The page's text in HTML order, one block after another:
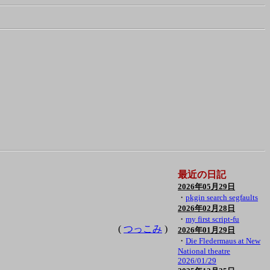
( つっこみ )
最近の日記
2026年05月29日
・ pkgin search segfaults
2026年02月28日
・ my first script-fu
2026年01月29日
・ Die Fledermaus at New
National theatre
2026/01/29